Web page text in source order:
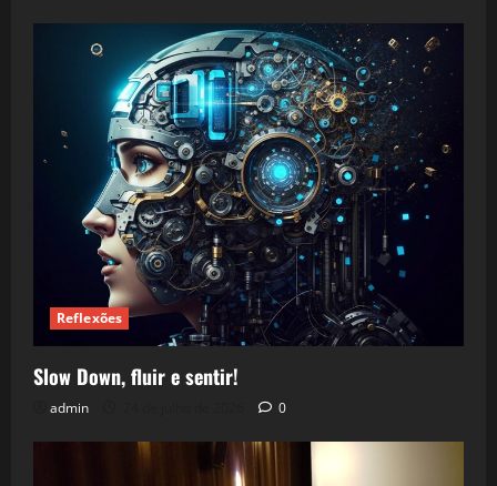
Reflexões
Slow Down, fluir e sentir!
admin 0